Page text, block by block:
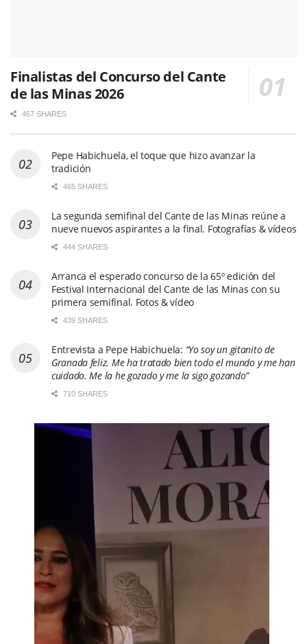
Finalistas del Concurso del Cante
de las Minas 2026
467 SHARES
Pepe Habichuela, el toque que hizo avanzar la
tradición
465 SHARES
La segunda semifinal del Cante de las Minas reúne a
nueve nuevos aspirantes a la final. Fotografías & vídeos
444 SHARES
Arranca el esperado concurso de la 65º edición del
Festival Internacional del Cante de las Minas con su
primera semifinal. Fotos & vídeo
439 SHARES
Entrevista a Pepe Habichuela: “Yo soy un gitanito de
Granada feliz. Me ha tratado bien todo el mundo y me han
cuidado. Me la he gozado y me la sigo gozando”
710 SHARES